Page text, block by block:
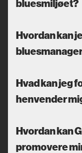
bluesmiljøet?
Hvordan kan
Hvad kan jeg
henvender
Hvordan kan
promovere